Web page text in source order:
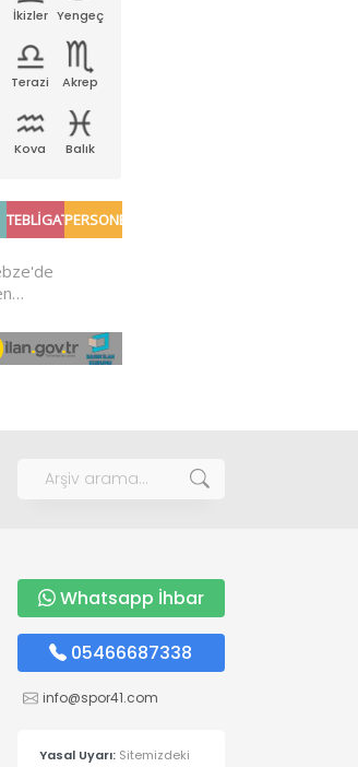
İkizler Yengeç
Terazi Akrep
Kova Balık
Whatsapp İhbar
05466687338
info@spor41.com
Yasal Uyarı: Sitemizdeki